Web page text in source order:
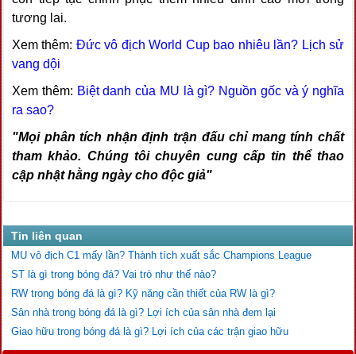
tương lai.
Xem thêm: Đức vô địch World Cup bao nhiêu lần? Lịch sử
vang dội
Xem thêm: Biệt danh của MU là gì? Nguồn gốc và ý nghĩa
ra sao?
"Mọi phân tích nhận định trận đấu chỉ mang tính chất
tham khảo. Chúng tôi chuyên cung cấp tin thể thao
cập nhật hằng ngày cho độc giả"
Tin liên quan
MU vô địch C1 mấy lần? Thành tích xuất sắc Champions League
ST là gì trong bóng đá? Vai trò như thế nào?
RW trong bóng đá là gì? Kỹ năng cần thiết của RW là gì?
Sân nhà trong bóng đá là gì? Lợi ích của sân nhà đem lại
Giao hữu trong bóng đá là gì? Lợi ích của các trận giao hữu